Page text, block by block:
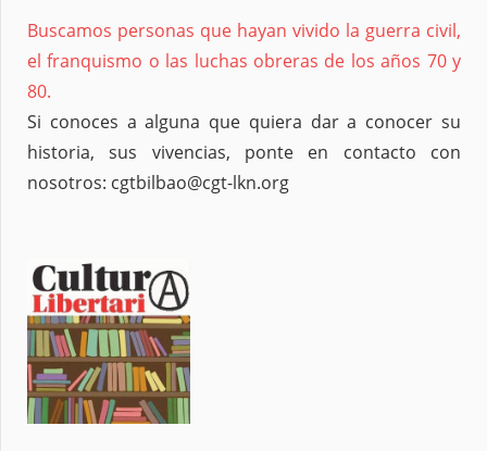
Buscamos personas que hayan vivido la guerra civil,
el franquismo o las luchas obreras de los años 70 y
80.
Si conoces a alguna que quiera dar a conocer su
historia, sus vivencias, ponte en contacto con
nosotros: cgtbilbao@cgt-lkn.org